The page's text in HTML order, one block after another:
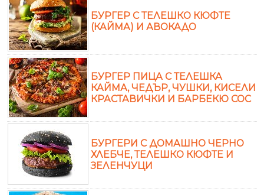
БУРГЕР С ТЕЛЕШКО КЮФТЕ
(КАЙМА) И АВОКАДО
БУРГЕР ПИЦА С ТЕЛЕШКА
КАЙМА, ЧЕДЪР, ЧУШКИ, КИСЕЛИ
КРАСТАВИЧКИ И БАРБЕКЮ СОС
БУРГЕРИ С ДОМАШНО ЧЕРНО
ХЛЕБЧЕ, ТЕЛЕШКО КЮФТЕ И
ЗЕЛЕНЧУЦИ